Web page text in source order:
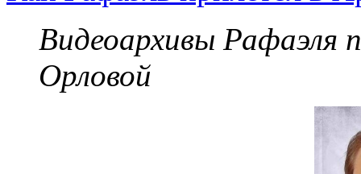
Видеоархивы Рафаэля
Орловой